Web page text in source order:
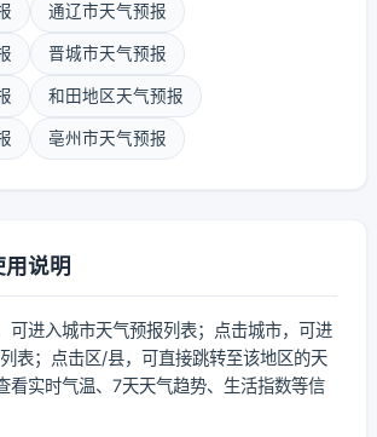
通辽市天气预报
晋城市天气预报
和田地区天气预报
亳州市天气预报
说明
可进入城市天气预报列表；点击城市，可进
表；点击区/县，可直接跳转至该地区的天
看实时气温、7天天气趋势、生活指数等信